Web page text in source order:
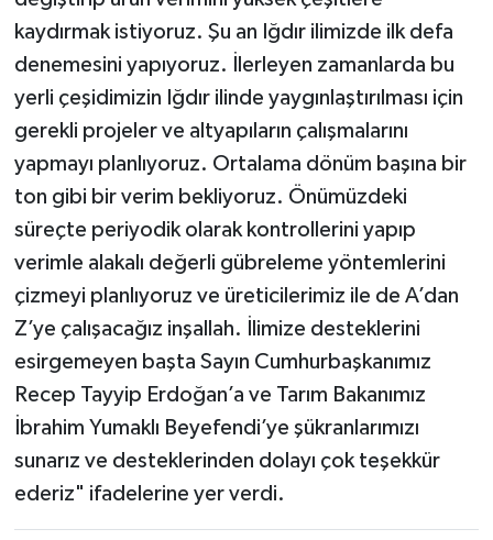
kaydırmak istiyoruz. Şu an Iğdır ilimizde ilk defa
denemesini yapıyoruz. İlerleyen zamanlarda bu
yerli çeşidimizin Iğdır ilinde yaygınlaştırılması için
gerekli projeler ve altyapıların çalışmalarını
yapmayı planlıyoruz. Ortalama dönüm başına bir
ton gibi bir verim bekliyoruz. Önümüzdeki
süreçte periyodik olarak kontrollerini yapıp
verimle alakalı değerli gübreleme yöntemlerini
çizmeyi planlıyoruz ve üreticilerimiz ile de A’dan
Z’ye çalışacağız inşallah. İlimize desteklerini
esirgemeyen başta Sayın Cumhurbaşkanımız
Recep Tayyip Erdoğan’a ve Tarım Bakanımız
İbrahim Yumaklı Beyefendi’ye şükranlarımızı
sunarız ve desteklerinden dolayı çok teşekkür
ederiz" ifadelerine yer verdi.